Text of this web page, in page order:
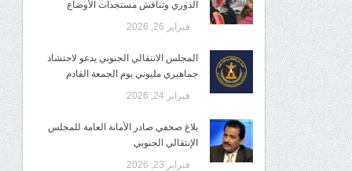
الدوري وتناقش مستجدات الأوضاع
فبراير 26, 2026
المجلس الانتقالي الجنوبي يدعو لاحتشاد
جماهيري مليوني يوم الجمعة القادم
فبراير 24, 2026
بلاغ صحفي صادر الأمانة العامة للمجلس
الإنتقالي الجنوبي
فبراير 23, 2026